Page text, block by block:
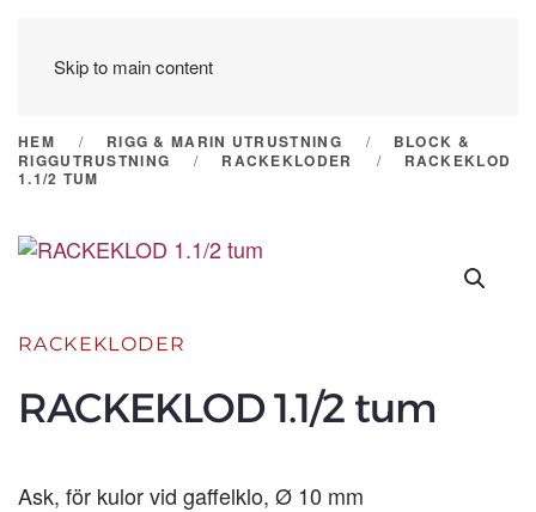
Skip to main content
HEM RIGG & MARIN UTRUSTNING
BLOCK &
RIGGUTRUSTNING
RACKEKLODER
RACKEKLOD
1.1/2 TUM
RACKEKLODER
RACKEKLOD 1.1/2 tum
Ask, för kulor vid gaffelklo, Ø 10 mm